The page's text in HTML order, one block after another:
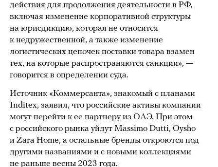
действия для продолжения деятельности в РФ,
включая изменение корпоративной структуры
на юрисдикцию, которая не относится
к недружественной, а также изменение
логистических цепочек поставки товара взамен
тех, на которые распространяются санкции», —
говорится в определении суда.
Источник «Коммерсанта», знакомый с планами
Inditex, заявил, что российские активы компании
могут перейти к ее партнеру из ОАЭ. При этом
с российского рынка уйдут Massimo Dutti, Oysho
и Zara Home, а остальные бренды откроются под
другими названиями и с новыми коллекциями
не раньше весны 2023 года.